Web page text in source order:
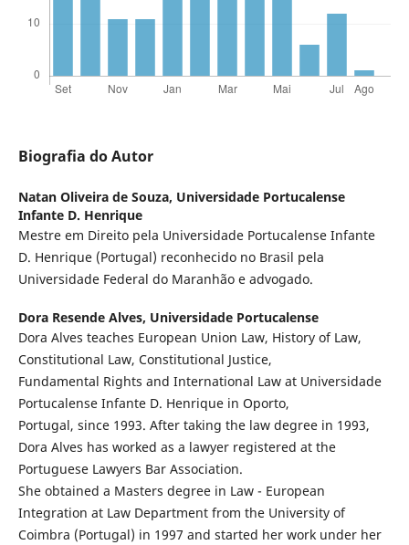
Biografia do Autor
Natan Oliveira de Souza, Universidade Portucalense
Infante D. Henrique
Mestre em Direito pela Universidade Portucalense Infante
D. Henrique (Portugal) reconhecido no Brasil pela
Universidade Federal do Maranhão e advogado.
Dora Resende Alves, Universidade Portucalense
Dora Alves teaches European Union Law, History of Law,
Constitutional Law, Constitutional Justice,
Fundamental Rights and International Law at Universidade
Portucalense Infante D. Henrique in Oporto,
Portugal, since 1993. After taking the law degree in 1993,
Dora Alves has worked as a lawyer registered at the
Portuguese Lawyers Bar Association.
She obtained a Masters degree in Law - European
Integration at Law Department from the University of
Coimbra (Portugal) in 1997 and started her work under her